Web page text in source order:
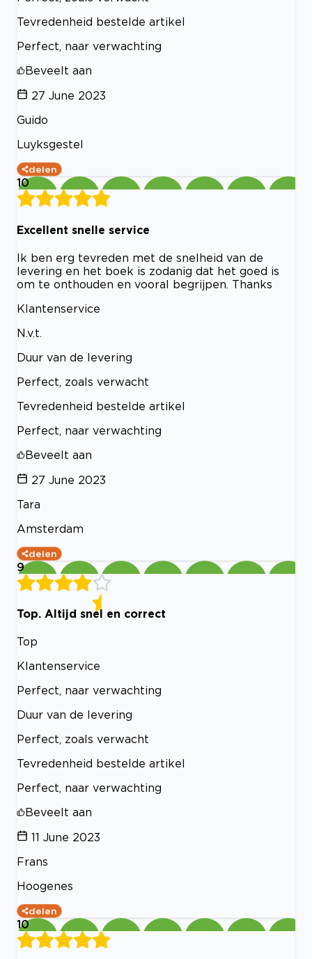
Tevredenheid bestelde artikel
Perfect, naar verwachting
Beveelt aan
27 June 2023
Guido
Luyksgestel
delen
10
Excellent snelle service
Ik ben erg tevreden met de snelheid van de
levering en het boek is zodanig dat het goed is
om te onthouden en vooral begrijpen. Thanks
Klantenservice
N.v.t.
Duur van de levering
Perfect, zoals verwacht
Tevredenheid bestelde artikel
Perfect, naar verwachting
Beveelt aan
27 June 2023
Tara
Amsterdam
delen
9
Top. Altijd snel en correct
Top
Klantenservice
Perfect, naar verwachting
Duur van de levering
Perfect, zoals verwacht
Tevredenheid bestelde artikel
Perfect, naar verwachting
Beveelt aan
11 June 2023
Frans
Hoogenes
delen
10